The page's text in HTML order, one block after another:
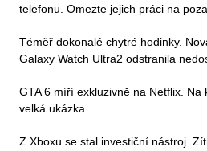
telefonu. Omezte jejich práci na
Téměř dokonalé chytré hodinky.
Galaxy Watch Ultra2 odstranila
GTA 6 míří exkluzivně na Netflix.
velká ukázka
Z Xboxu se stal investiční nástroj.